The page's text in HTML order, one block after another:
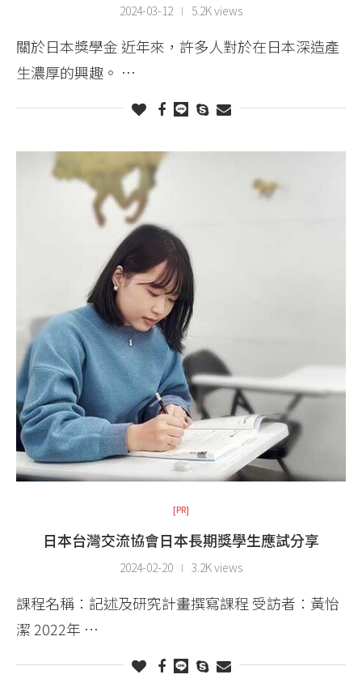
2024-03-12 5.2K views
關於日本獎學金 近年來，許多人對於在日本深造產
生濃厚的興趣。 …
[PR]
日本台灣交流協會日本長期獎學生應試分享
2024-02-20 3.2K views
課程名稱：記述及研究計畫撰寫課程 受訪者：黃怡
潔 2022年 …